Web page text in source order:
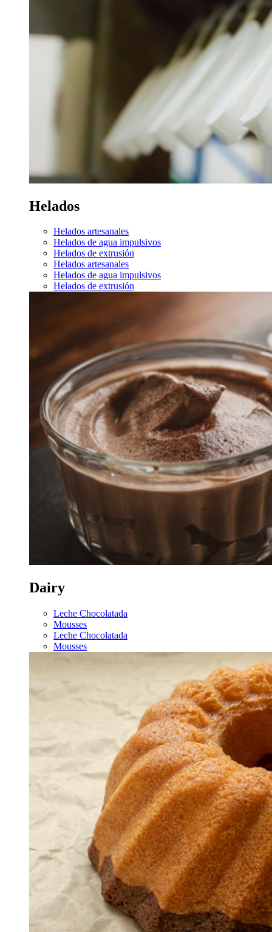
Helados
Helados artesanales
Helados de agua impulsivos
Helados de extrusión
Helados artesanales
Helados de agua impulsivos
Helados de extrusión
Dairy
Leche Chocolatada
Mousses
Leche Chocolatada
Mousses